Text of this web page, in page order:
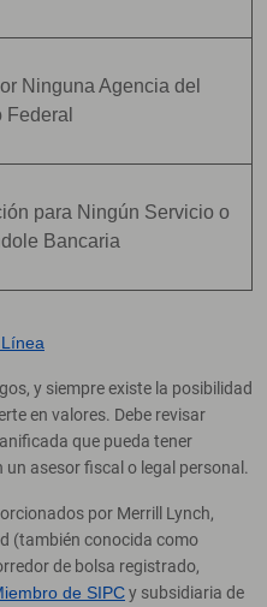
Ninguna Agencia del
Federal
para Ningún Servicio o
Bancaria
y siempre existe la posibilidad
en valores. Debe revisar
que pueda tener
asesor fiscal o legal personal.
por Merrill Lynch,
(también conocida como
de bolsa registrado,
de SIPCy subsidiaria de